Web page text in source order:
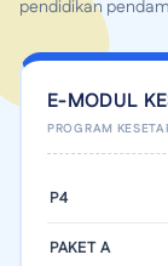
pendidikan
E-MODUL
P4
PAKET A